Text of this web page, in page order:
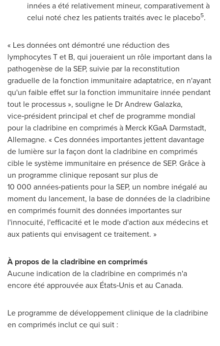
innées a été relativement mineur, comparativement à
celui noté chez les patients traités avec le placebo5.
« Les données ont démontré une réduction des
lymphocytes T et B, qui joueraient un rôle important dans la
pathogenèse de la SEP, suivie par la reconstitution
graduelle de la fonction immunitaire adaptatrice, en n'ayant
qu'un faible effet sur la fonction immunitaire innée pendant
tout le processus », souligne le Dr Andrew Galazka,
vice‑président principal et chef de programme mondial
pour la cladribine en comprimés à Merck KGaA Darmstadt,
Allemagne. « Ces données importantes jettent davantage
de lumière sur la façon dont la cladribine en comprimés
cible le système immunitaire en présence de SEP. Grâce à
un programme clinique reposant sur plus de
10 000 années‑patients pour la SEP, un nombre inégalé au
moment du lancement, la base de données de la cladribine
en comprimés fournit des données importantes sur
l'innocuité, l'efficacité et le mode d'action aux médecins et
aux patients qui envisagent ce traitement. »
À propos de la cladribine en comprimés
Aucune indication de la cladribine en comprimés n'a
encore été approuvée aux États‑Unis et au Canada.
Le programme de développement clinique de la cladribine
en comprimés inclut ce qui suit :